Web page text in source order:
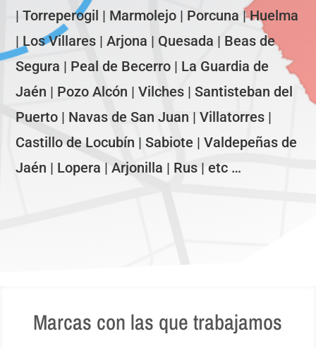
| Torreperogil | Marmolejo | Porcuna | Huelma
| Los Villares | Arjona | Quesada | Beas de
Segura | Peal de Becerro | La Guardia de
Jaén | Pozo Alcón | Vilches | Santisteban del
Puerto | Navas de San Juan | Villatorres |
Castillo de Locubín | Sabiote | Valdepeñas de
Jaén | Lopera | Arjonilla | Rus | etc …
Marcas con las que trabajamos